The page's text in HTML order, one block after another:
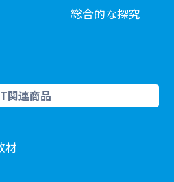
総合的な探究
関連商品
材